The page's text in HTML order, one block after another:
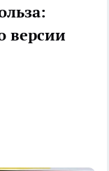
версии